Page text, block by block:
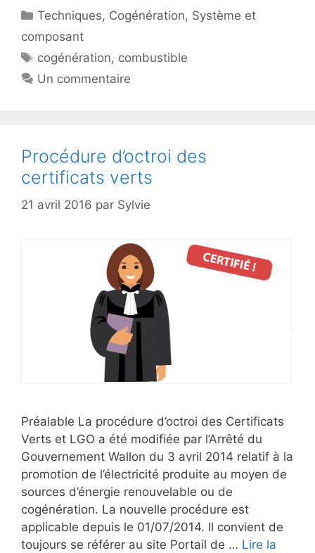
Catégories
Techniques, Cogénération, Système et
composant
Étiquettes
cogénération, combustible
Un commentaire
Procédure d’octroi des
certificats verts
21 avril 2016 par Sylvie
Préalable La procédure d’octroi des Certificats
Verts et LGO a été modifiée par l’Arrêté du
Gouvernement Wallon du 3 avril 2014 relatif à la
promotion de l’électricité produite au moyen de
sources d’énergie renouvelable ou de
cogénération. La nouvelle procédure est
applicable depuis le 01/07/2014. Il convient de
toujours se référer au site Portail de … Lire la